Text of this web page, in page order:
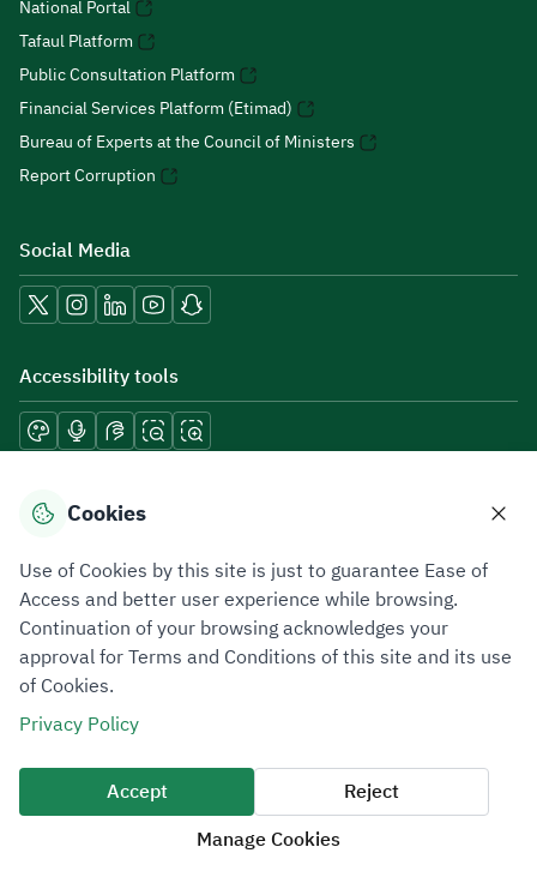
National Portal
Tafaul Platform
Public Consultation Platform
Financial Services Platform (Etimad)
Bureau of Experts at the Council of Ministers
Report Corruption
Social Media
Accessibility tools
Download mobile applications
Privacy PolicyTerms of UseSite Map
All rights reserved 2026 © ZATCA.GOV.SA
Developed and Maintained by Zakat, Tax and Customs Authority
Last update for site was
06 August 2026 08:41 AM
Cookies
Use of Cookies by this site is just to guarantee Ease of
Access and better user experience while browsing.
Continuation of your browsing acknowledges your
approval for Terms and Conditions of this site and its use
of Cookies.
Privacy Policy
Accept
Reject
Manage Cookies